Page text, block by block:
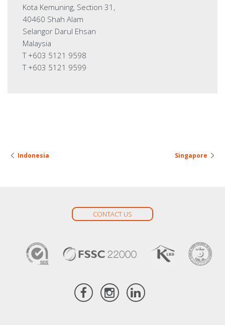
Kota Kemuning, Section 31,
40460 Shah Alam
Selangor Darul Ehsan
Malaysia
T +603 5121 9598
T +603 5121 9599
Indonesia Singapore
CONTACT US